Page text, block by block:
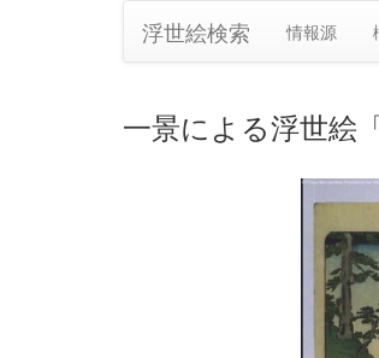
浮世絵検索 情報源
一景による浮世絵